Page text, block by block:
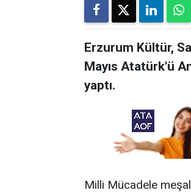
Erzurum Kültür,
Mayıs Atatürk'ü
yaptı.
Milli Mücadele